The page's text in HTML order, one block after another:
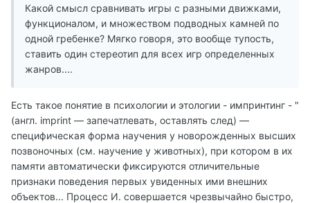
Какой смысл сравнивать игры с разными движками,
функционалом, и множеством подводных камней по
одной гребенке? Мягко говоря, это вообще тупость,
ставить один стереотип для всех игр определенных
жанров....
Есть такое понятие в психологии и этологии - импринтинг - "
(англ. imprint — запечатлевать, оставлять след) —
специфическая форма научения у новорожденных высших
позвоночных (см. научение у животных), при котором в их
памяти автоматически фиксируются отличительные
признаки поведения первых увиденных ими внешних
объектов... Процесс И. совершается чрезвычайно быстро,